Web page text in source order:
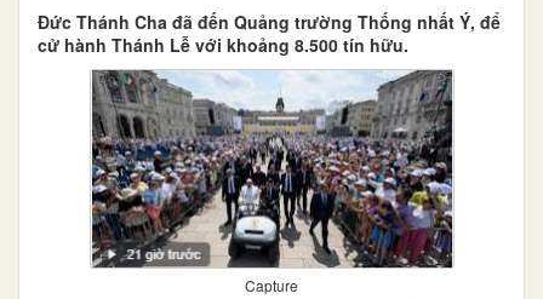
Đức Thánh Cha đã đến Quảng trường Thống nhất Ý, để
cử hành Thánh Lễ với khoảng 8.500 tín hữu.
Capture